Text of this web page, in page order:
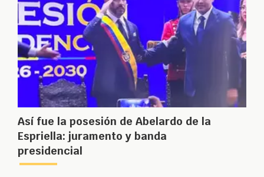
Así fue la posesión de Abelardo de la
Espriella: juramento y banda
presidencial